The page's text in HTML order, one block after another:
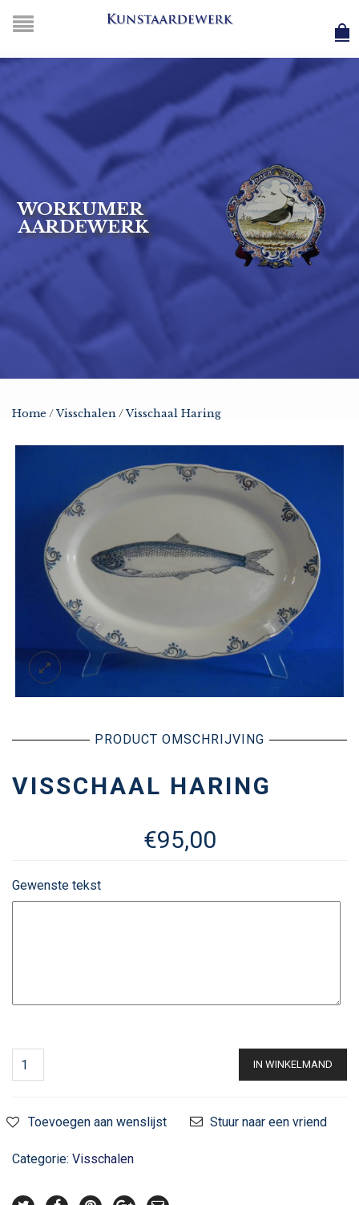
WORKUMER
AARDEWERK
Home/Visschalen/Visschaal Haring
PRODUCT OMSCHRIJVING
VISSCHAAL HARING
€95,00
Gewenste tekst
IN WINKELMAND
Toevoegen aan wenslijst Stuur naar een vriend
Categorie: Visschalen